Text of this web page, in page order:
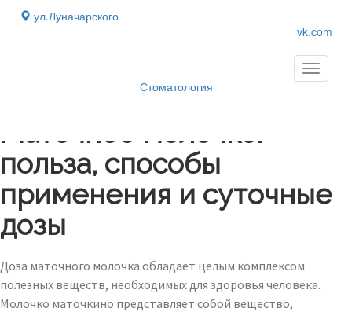
ул.Луначарского
vk.com
Стоматология
Toggle
Маточное молочко:
польза, способы
применения и суточные
дозы
Доза маточного молочка обладает целым комплексом
полезных веществ, необходимых для здоровья человека.
Молочко маточкино представляет собой вещество,